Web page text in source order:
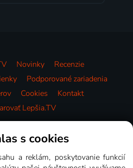
Novinky
Recenzie
Podporované zariadenia
Cookies
Kontakt
Lepšia.TV
Videotéka
s cookies
a reklám, poskytovanie funkcií